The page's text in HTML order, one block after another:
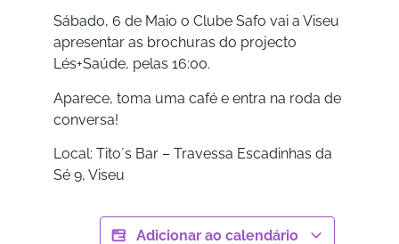
Sábado, 6 de Maio o Clube Safo vai a Viseu
apresentar as brochuras do projecto
Lés+Saúde, pelas 16:00.
Aparece, toma uma café e entra na roda de
conversa!
Local: Tito´s Bar – Travessa Escadinhas da
Sé 9, Viseu
Adicionar ao calendário